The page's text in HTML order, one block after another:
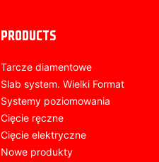
PRODUCTS
Tarcze diamentowe
Slab system. Wielki Format
Systemy poziomowania
Cięcie ręczne
Cięcie elektryczne
Nowe produkty